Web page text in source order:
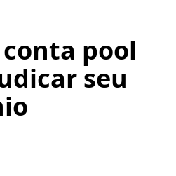
pool
seu